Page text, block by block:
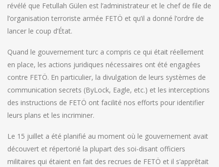
révélé que Fetullah Gülen est l’administrateur et le chef de file de
l’organisation terroriste armée FETÖ et qu’il a donné l’ordre de
lancer le coup d’État.
Quand le gouvernement turc a compris ce qui était réellement
en place, les actions juridiques nécessaires ont été engagées
contre FETÖ. En particulier, la divulgation de leurs systèmes de
communication secrets (ByLock, Eagle, etc.) et les interceptions
des instructions de FETÖ ont facilité nos efforts pour identifier
leurs plans et les incriminer.
Le 15 juillet a été planifié au moment où le gouvernement avait
découvert et répertorié la plupart des soi-disant officiers
militaires qui étaient en fait des recrues de FETÖ et il s’apprêtait